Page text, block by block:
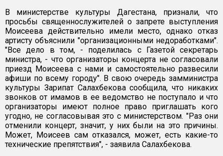
В министерстве культуры Дагестана, признали, что
просьбы священнослужителей о запрете выступления
Моисеева действительно имели место, однако отказ
артисту объяснили "организационными недоработками".
"Все дело в том, - поделилась с Газетой секретарь
министра, - что организаторы концерта не согласовали
приезд Моисеева с нами и самостоятельно развесили
афиши по всему городу". В свою очередь замминистра
культуры Зарипат Салахбекова сообщила, что никаких
звонков от имамов в ее ведомство не поступало и что
организаторы имеют полное право приглашать кого
угодно, не согласовывая это с министерством. "Раз они
отменили концерт, значит, у них были на это причины.
Может, Моисеев сам отказался, может, есть какие-то
технические препятствия", - заявила Салахбекова.